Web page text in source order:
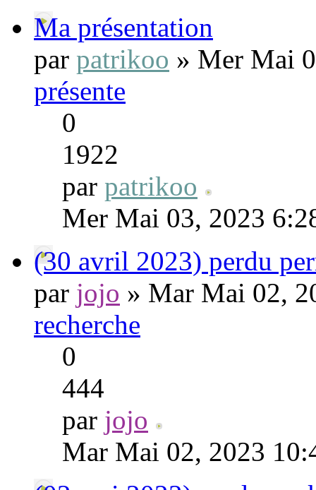
Ma présentation
par patrikoo » Mer Mai
présente
0
1922
par patrikoo
Mer Mai 03, 2023
(30 avril 2023) perdu
par jojo » Mar Mai 02,
recherche
0
444
par jojo
Mar Mai 02, 2023